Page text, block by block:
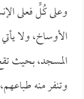
وعلى كُلٍّ فعلى
الأوساخ، ولا
المسجد، بحيث
وتنفر منه